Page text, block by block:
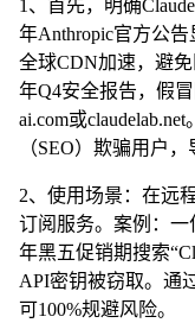
1、首先，明确
年Anthropic官方公
全球CDN加速，避
年Q4安全报告，假
ai.com或
（SEO）欺骗用户，
2、使用场景：在远
订阅服务。案例：一
年黑五促销期搜索
API密钥被窃取。通
可100%规避风险。